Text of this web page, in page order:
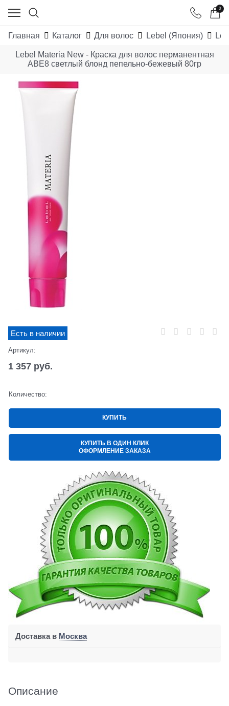
0
Главная Каталог Для волос Lebel (Япония)
Lebel Materia New - Краска для волос перманентная
ABE8 светлый блонд пепельно-бежевый 80гр
Есть в наличии
Артикул:
1 357 руб.
Количество:
КУПИТЬ
КУПИТЬ В ОДИН КЛИК
ОФОРМЛЕНИЕ ЗАКАЗА
Доставка в Москва
Описание